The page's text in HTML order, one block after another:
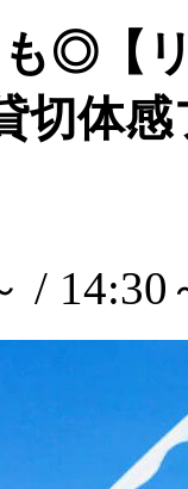
◎【
切体感
/